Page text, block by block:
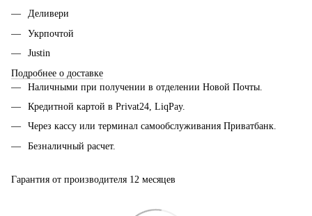
Деливери
Укрпочтой
Justin
Подробнее о доставке
Наличными при получении в отделении Новой Почты.
Кредитной картой в Privat24, LiqPay.
Через кассу или терминал самообслуживания Приватбанк.
Безналичный расчет.
Гарантия от производителя 12 месяцев